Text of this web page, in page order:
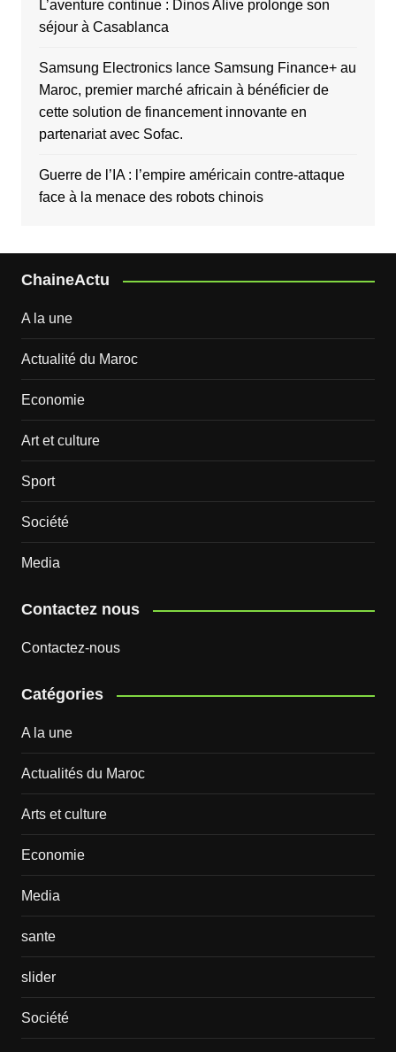
L’aventure continue : Dinos Alive prolonge son
séjour à Casablanca
Samsung Electronics lance Samsung Finance+ au
Maroc, premier marché africain à bénéficier de
cette solution de financement innovante en
partenariat avec Sofac.
Guerre de l’IA : l’empire américain contre-attaque
face à la menace des robots chinois
ChaineActu
A la une
Actualité du Maroc
Economie
Art et culture
Sport
Société
Media
Contactez nous
Contactez-nous
Catégories
A la une
Actualités du Maroc
Arts et culture
Economie
Media
sante
slider
Société